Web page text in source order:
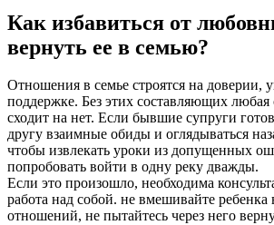
Как избавиться от
вернуть ее в семью?
Отношения в семье строятся на доверии,
поддержке. Без этих составляющих любая
сходит на нет. Если бывшие супруги
другу взаимные обиды и оглядываться
чтобы извлекать уроки из допущенных
попробовать войти в одну реку дважды.
Если это произошло, необходима
работа над собой. не вмешивайте ребенка
отношений, не пытайтесь через него